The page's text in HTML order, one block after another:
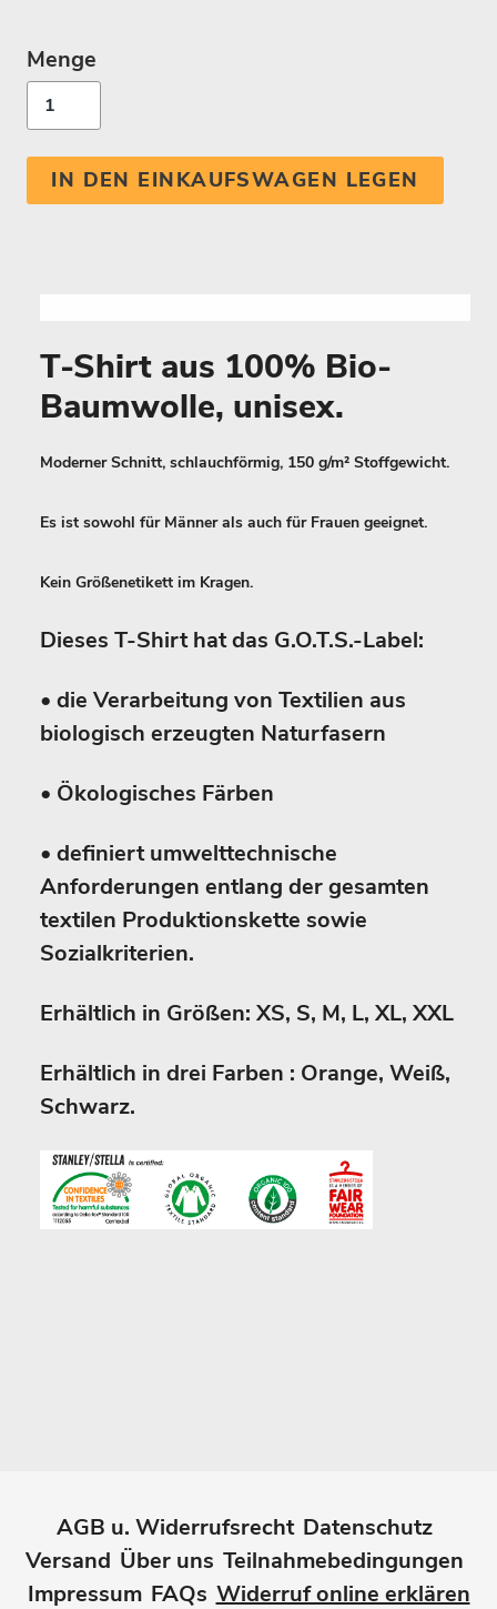
Menge
IN DEN EINKAUFSWAGEN LEGEN
T-Shirt aus 100% Bio-
Baumwolle, unisex.
Moderner Schnitt, schlauchförmig, 150 g/m² Stoffgewicht.
Es ist sowohl für Männer als auch für Frauen geeignet.
Kein Größenetikett im Kragen.
Dieses T-Shirt hat das G.O.T.S.-Label:
• die Verarbeitung von Textilien aus
biologisch erzeugten Naturfasern
• Ökologisches Färben
• definiert umwelttechnische
Anforderungen entlang der gesamten
textilen Produktionskette sowie
Sozialkriterien.
Erhältlich in Größen: XS, S, M, L, XL, XXL
Erhältlich in drei Farben : Orange, Weiß,
Schwarz.
AGB u. Widerrufsrecht Datenschutz
Versand Über uns Teilnahmebedingungen
Impressum FAQs Widerruf online erklären